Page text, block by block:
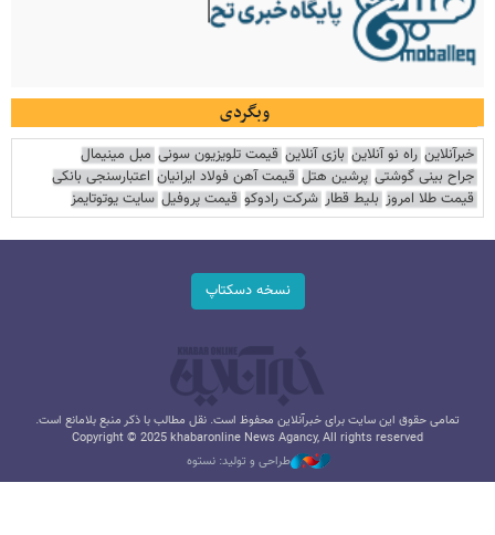
وبگردی
خبرآنلاین راه نو آنلاین بازی آنلاین قیمت تلویزیون سونی مبل مینیمال
جراح بینی گوشتی پرشین هتل قیمت آهن فولاد ایرانیان اعتبارسنجی بانکی
قیمت طلا امروز بلیط قطار شرکت رادوکو قیمت پروفیل سایت یوتوتایمز
نسخه دسکتاپ
تمامی حقوق این سایت برای خبرآنلاین محفوظ است. نقل مطالب با ذکر منبع بلامانع است.
Copyright © 2025 khabaronline News Agancy, All rights reserved
طراحی و تولید: نستوه